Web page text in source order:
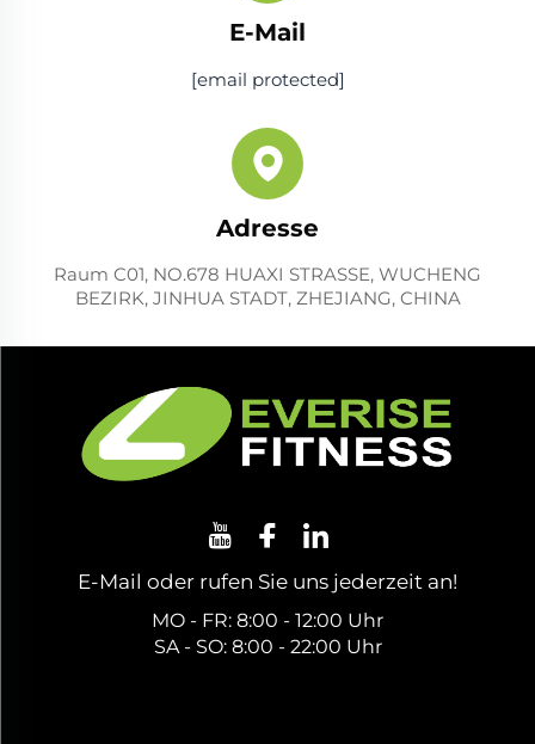
E-Mail
[email protected]
Adresse
Raum C01, NO.678 HUAXI STRASSE, WUCHENG
BEZIRK, JINHUA STADT, ZHEJIANG, CHINA
E-Mail oder rufen Sie uns jederzeit an!
MO - FR: 8:00 - 12:00 Uhr
SA - SO: 8:00 - 22:00 Uhr